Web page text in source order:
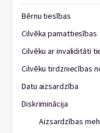
Bērnu tiesības
Cilvēka pamattiesības
Cilvēku ar invaliditāti
Cilvēku tirdzniecības
Datu aizsardzība
Diskriminācija
Aizsardzības